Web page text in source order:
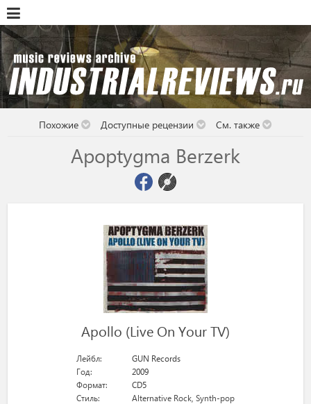
Похожие Доступные рецензии См. также
Apoptygma Berzerk
Apollo (Live On Your TV)
Лейбл:
GUN Records
Год:
2009
Формат:
CD5
Стиль:
Alternative Rock, Synth-pop